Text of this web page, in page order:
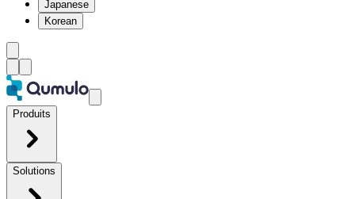
Japanese
Korean
Produits
Solutions